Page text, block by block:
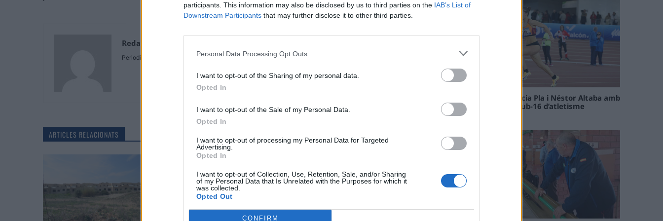
participants. This information may also be disclosed by us to third parties on the IAB’s List of
Downstream Participants that may further disclose it to other third parties.
Personal Data Processing Opt Outs
I want to opt-out of the Sharing of my personal data.
Opted In
I want to opt-out of the Sale of my Personal Data.
Opted In
I want to opt-out of processing my Personal Data for Targeted
Advertising.
Opted In
I want to opt-out of Collection, Use, Retention, Sale, and/or Sharing
of my Personal Data that Is Unrelated with the Purposes for which it
was collected.
Opted Out
CONFIRM
Redaccio
Periodistes
ARTICLES RELACIONATS
Paula Sintorres, Patrícia Pla i Néstor Altaba amb
la selecció catalana sub-16 d’atletisme
08 maig 2026